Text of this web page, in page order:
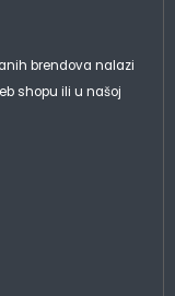
brendova nalazi
shopu ili u našoj